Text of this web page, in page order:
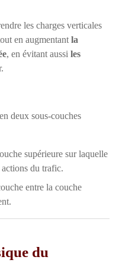
les charges verticales
en augmentantla
, en évitant aussi les
deux sous-couches
supérieure sur laquelle
du trafic.
entre la couche
du